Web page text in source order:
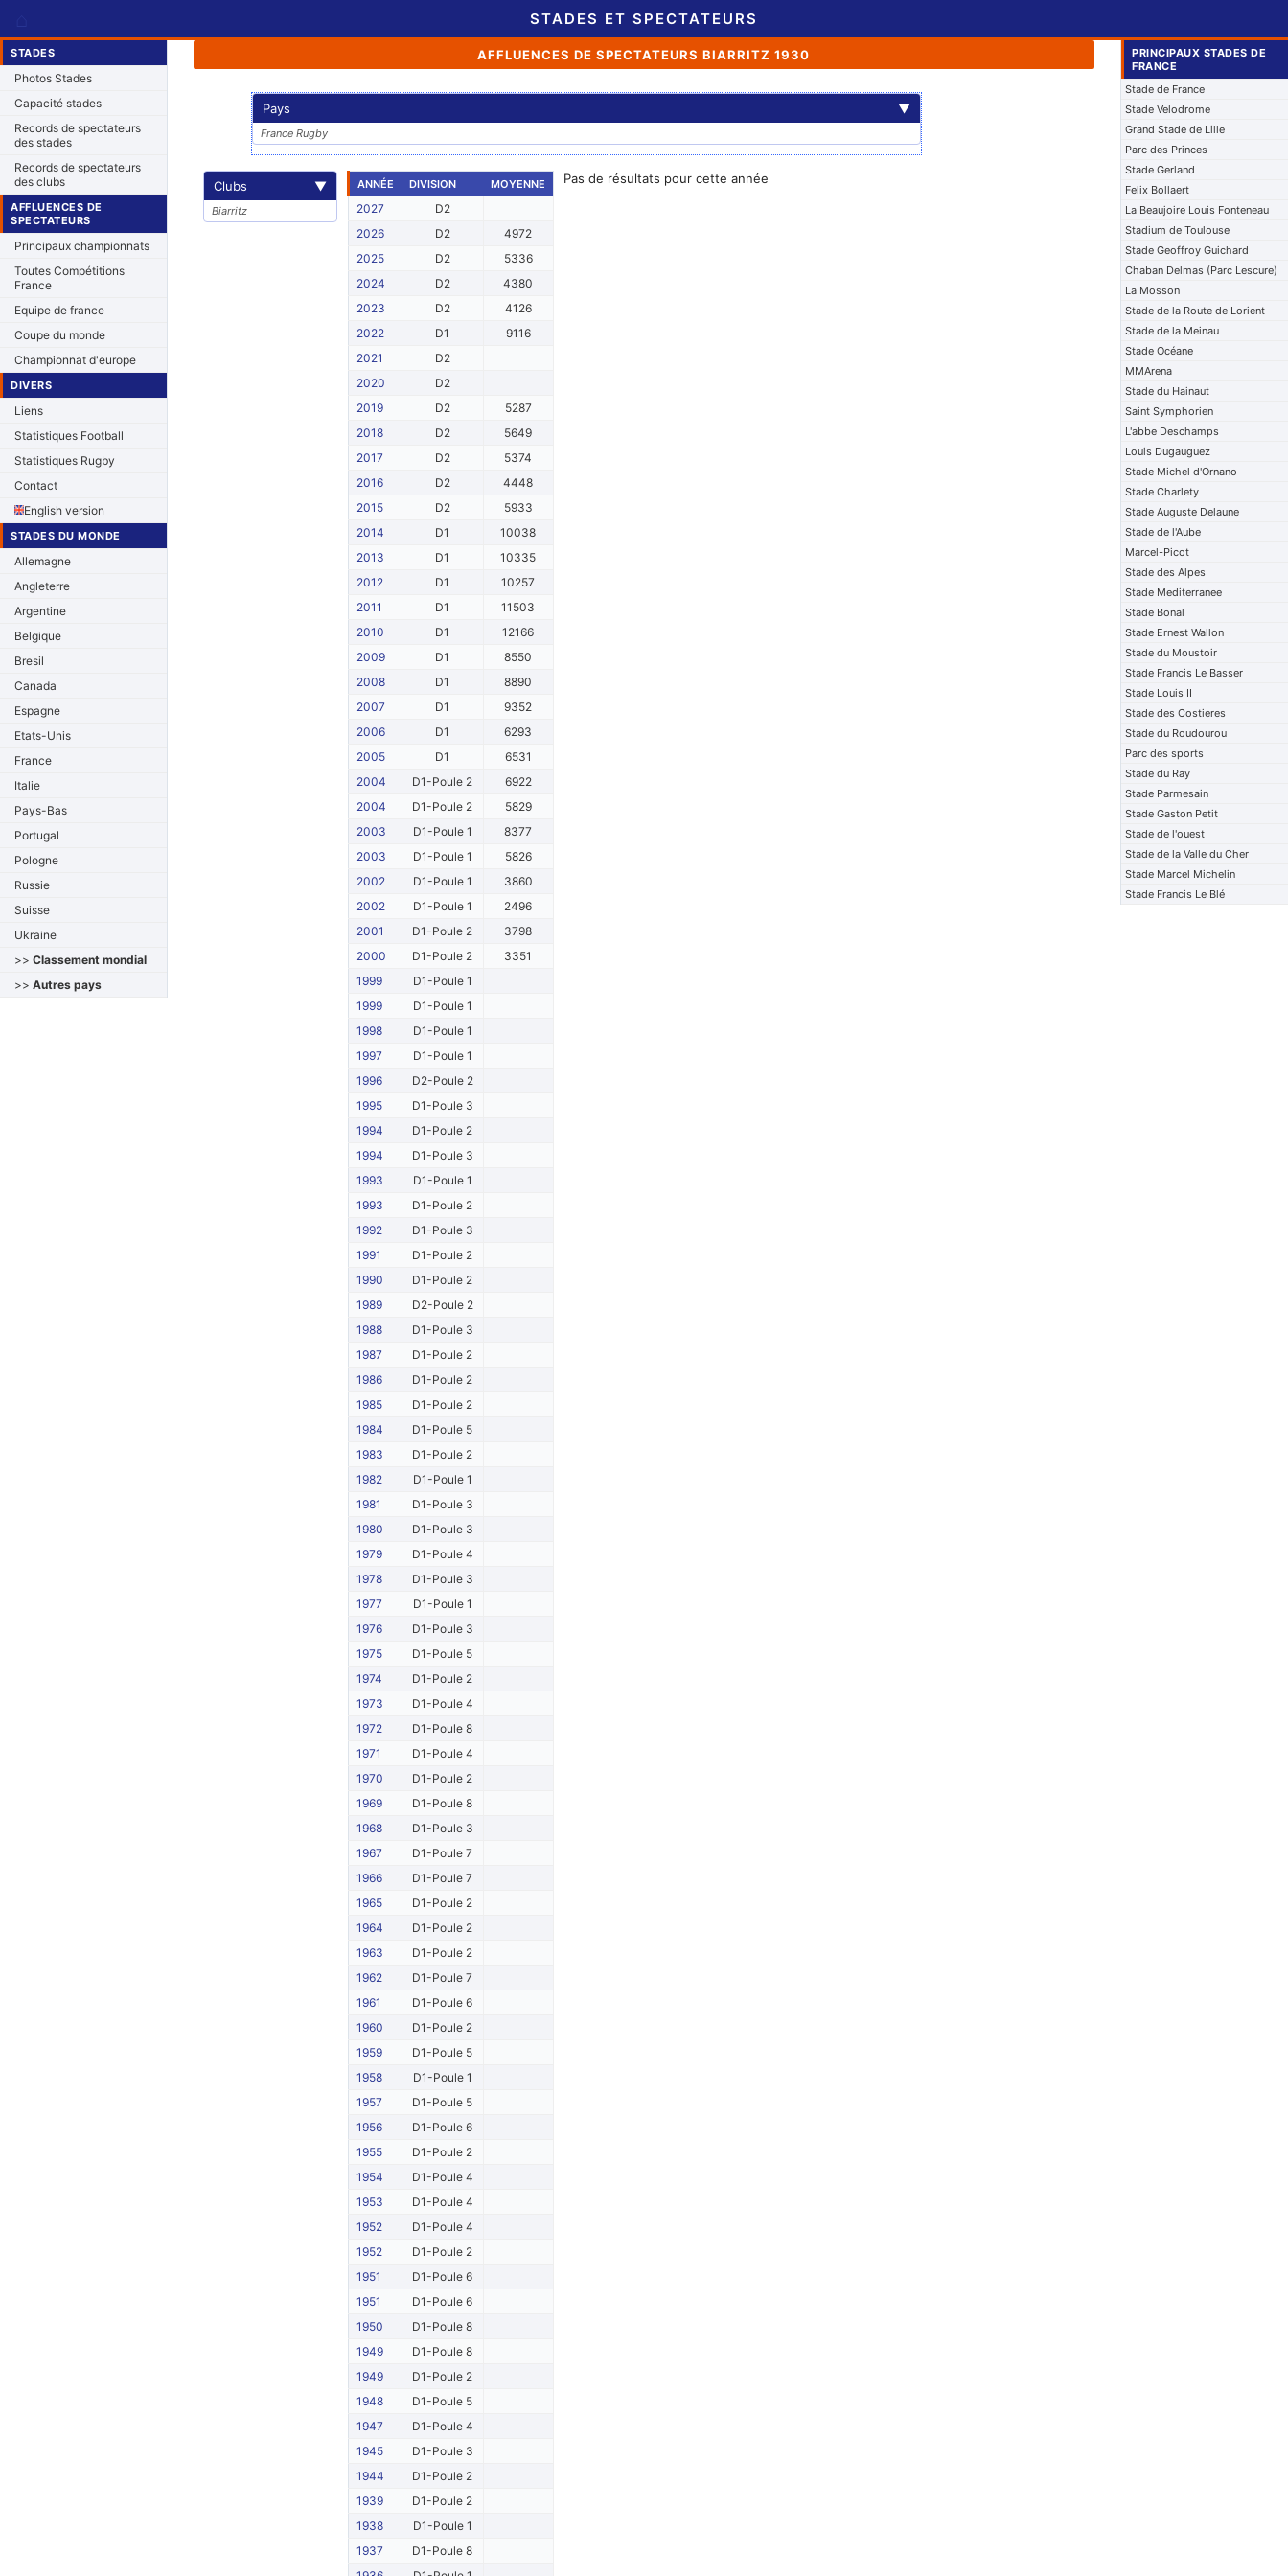
STADES ET SPECTATEURS
STADES
Photos Stades
Capacité stades
Records de spectateurs
des stades
Records de spectateurs
des clubs
AFFLUENCES DE
SPECTATEURS
Principaux championnats
Toutes Compétitions
France
Equipe de france
Coupe du monde
Championnat d'europe
DIVERS
Liens
Statistiques Football
Statistiques Rugby
Contact
English version
STADES DU MONDE
Allemagne
Angleterre
Argentine
Belgique
Bresil
Canada
Espagne
Etats-Unis
France
Italie
Pays-Bas
Portugal
Pologne
Russie
Suisse
Ukraine
>> Classement mondial
>> Autres pays
AFFLUENCES DE SPECTATEURS BIARRITZ 1930
Pays ▼
France Rugby
Clubs ▼
Biarritz
ANNÉE DIVISION MOYENNE
2027
D2
2026
D2
4972
2025
D2
5336
2024
D2
4380
2023
D2
4126
2022
D1
9116
2021
D2
2020
D2
2019
D2
5287
2018
D2
5649
2017
D2
5374
2016
D2
4448
2015
D2
5933
2014
D1
10038
2013
D1
10335
2012
D1
10257
2011
D1
11503
2010
D1
12166
2009
D1
8550
2008
D1
8890
2007
D1
9352
2006
D1
6293
2005
D1
6531
2004
D1-Poule 2
6922
2004
D1-Poule 2
5829
2003
D1-Poule 1
8377
2003
D1-Poule 1
5826
2002
D1-Poule 1
3860
2002
D1-Poule 1
2496
2001
D1-Poule 2
3798
2000
D1-Poule 2
3351
1999
D1-Poule 1
1999
D1-Poule 1
1998
D1-Poule 1
1997
D1-Poule 1
1996
D2-Poule 2
1995
D1-Poule 3
1994
D1-Poule 2
1994
D1-Poule 3
1993
D1-Poule 1
1993
D1-Poule 2
1992
D1-Poule 3
1991
D1-Poule 2
1990
D1-Poule 2
1989
D2-Poule 2
1988
D1-Poule 3
1987
D1-Poule 2
1986
D1-Poule 2
1985
D1-Poule 2
1984
D1-Poule 5
1983
D1-Poule 2
1982
D1-Poule 1
1981
D1-Poule 3
1980
D1-Poule 3
1979
D1-Poule 4
1978
D1-Poule 3
1977
D1-Poule 1
1976
D1-Poule 3
1975
D1-Poule 5
1974
D1-Poule 2
1973
D1-Poule 4
1972
D1-Poule 8
1971
D1-Poule 4
1970
D1-Poule 2
1969
D1-Poule 8
1968
D1-Poule 3
1967
D1-Poule 7
1966
D1-Poule 7
1965
D1-Poule 2
1964
D1-Poule 2
1963
D1-Poule 2
1962
D1-Poule 7
1961
D1-Poule 6
1960
D1-Poule 2
1959
D1-Poule 5
1958
D1-Poule 1
1957
D1-Poule 5
1956
D1-Poule 6
1955
D1-Poule 2
1954
D1-Poule 4
1953
D1-Poule 4
1952
D1-Poule 4
1952
D1-Poule 2
1951
D1-Poule 6
1951
D1-Poule 6
1950
D1-Poule 8
1949
D1-Poule 8
1949
D1-Poule 2
1948
D1-Poule 5
1947
D1-Poule 4
1945
D1-Poule 3
1944
D1-Poule 2
1939
D1-Poule 2
1938
D1-Poule 1
1937
D1-Poule 8
Pas de résultats pour cette année
PRINCIPAUX STADES DE
FRANCE
Stade de France
Stade Velodrome
Grand Stade de Lille
Parc des Princes
Stade Gerland
Felix Bollaert
La Beaujoire Louis Fonteneau
Stadium de Toulouse
Stade Geoffroy Guichard
Chaban Delmas (Parc Lescure)
La Mosson
Stade de la Route de Lorient
Stade de la Meinau
Stade Océane
MMArena
Stade du Hainaut
Saint Symphorien
L'abbe Deschamps
Louis Dugauguez
Stade Michel d'Ornano
Stade Charlety
Stade Auguste Delaune
Stade de l'Aube
Marcel-Picot
Stade des Alpes
Stade Mediterranee
Stade Bonal
Stade Ernest Wallon
Stade du Moustoir
Stade Francis Le Basser
Stade Louis II
Stade des Costieres
Stade du Roudourou
Parc des sports
Stade du Ray
Stade Parmesain
Stade Gaston Petit
Stade de l'ouest
Stade de la Valle du Cher
Stade Marcel Michelin
Stade Francis Le Blé